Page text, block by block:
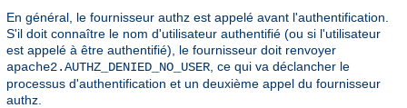
En général, le fournisseur authz est appelé avant l'authentification.
S'il doit connaître le nom d'utilisateur authentifié (ou si l'utilisateur
est appelé à être authentifié), le fournisseur doit renvoyer
apache2.AUTHZ_DENIED_NO_USER , ce qui va déclancher le
processus d'authentification et un deuxième appel du fournisseur
authz.